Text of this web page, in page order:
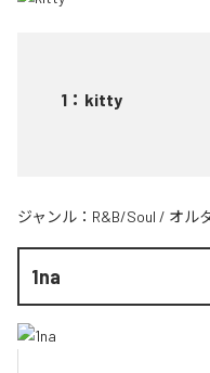
1 ： kitty
ジャンル： R&B/Soul / オル
1na